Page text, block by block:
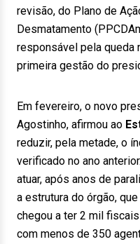
revisão, do Plano de
Desmatamento
responsável pela queda
primeira gestão do
Em fevereiro, o novo
Agostinho, afirmou ao
reduzir, pela metade, o
verificado no ano
atuar, após anos de
a estrutura do órgão,
chegou a ter 2 mil
com menos de 350